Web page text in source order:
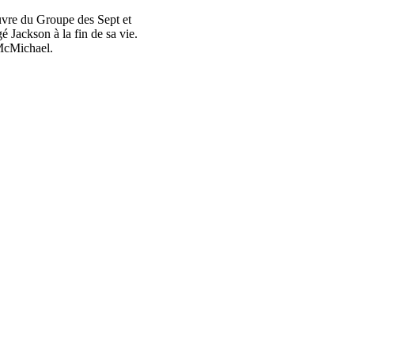
du Groupe des Sept et
Jackson à la fin de sa vie.